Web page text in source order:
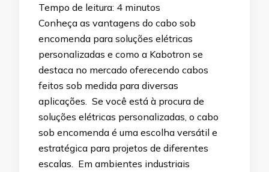
Tempo de leitura: 4 minutos
Conheça as vantagens do cabo sob
encomenda para soluções elétricas
personalizadas e como a Kabotron se
destaca no mercado oferecendo cabos
feitos sob medida para diversas
aplicações. Se você está à procura de
soluções elétricas personalizadas, o cabo
sob encomenda é uma escolha versátil e
estratégica para projetos de diferentes
escalas. Em ambientes industriais